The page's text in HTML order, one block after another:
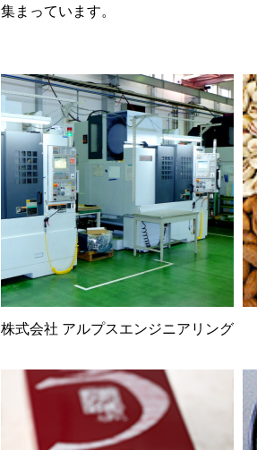
集まっています。
株式会社 アルプスエンジニアリング